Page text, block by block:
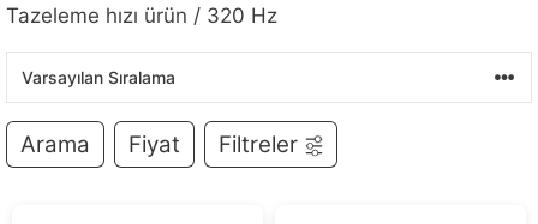
Tazeleme hızı ürün / 320 Hz
Arama Fiyat Filtreler